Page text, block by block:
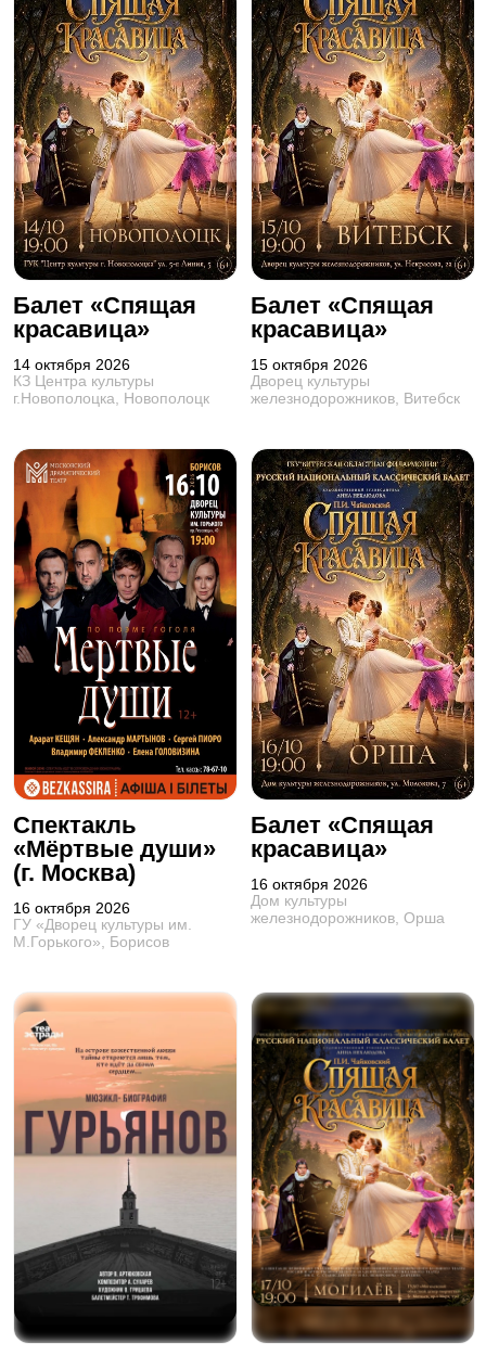
Балет «Спящая
красавица»
14 октября 2026
КЗ Центра культуры
г.Новополоцка, Новополоцк
Балет «Спящая
красавица»
15 октября 2026
Дворец культуры
железнодорожников, Витебск
Спектакль
«Мёртвые души»
(г. Москва)
16 октября 2026
ГУ «Дворец культуры им.
М.Горького», Борисов
Балет «Спящая
красавица»
16 октября 2026
Дом культуры
железнодорожников, Орша